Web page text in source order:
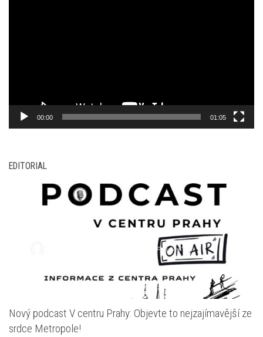
00:00 01:05
EDITORIAL
Nový podcast V centru Prahy: Objevte to nejzajímavější ze
srdce Metropole!